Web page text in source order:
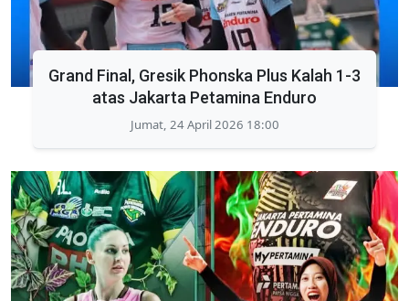
Grand Final, Gresik Phonska Plus Kalah 1-3
atas Jakarta Petamina Enduro
Jumat, 24 April 2026 18:00